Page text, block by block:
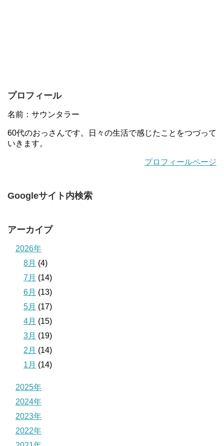
プロフィール
名前：サウンタラー
60代のおっさんです。日々の生活で感じたことをつづって
いきます。
プロフィールページ
Googleサイト内検索
アーカイブ
2026年
8月 (4)
7月 (14)
6月 (13)
5月 (17)
4月 (15)
3月 (19)
2月 (14)
1月 (14)
2025年
2024年
2023年
2022年